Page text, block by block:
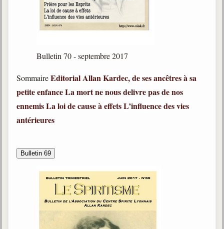
Bulletin 70 - septembre 2017
SommaireEditorialAllan Kardec, de ses ancêtres à sa
petite enfanceLa mort ne nous delivre pas de nos
ennemisLa loi de cause à effetsL’influence des vies
antérieures
Bulletin 69